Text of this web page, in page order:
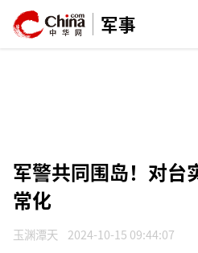
军事
军警共同围岛！对台
常化
玉渊潭天 2024-10-15 09:44:07